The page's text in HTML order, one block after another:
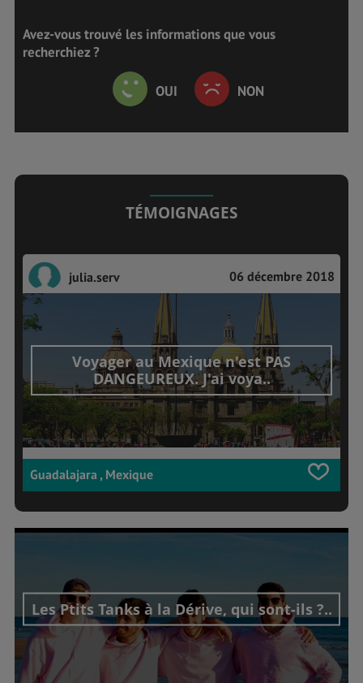
Avez-vous trouvé les informations que vous
recherchiez ?
OUI NON
TÉMOIGNAGES
julia.serv 06 décembre 2018
Voyager au Mexique n'est PAS
DANGEUREUX. J'ai voya..
Guadalajara , Mexique
Les Ptits Tanks à la Dérive, qui sont-ils ?..